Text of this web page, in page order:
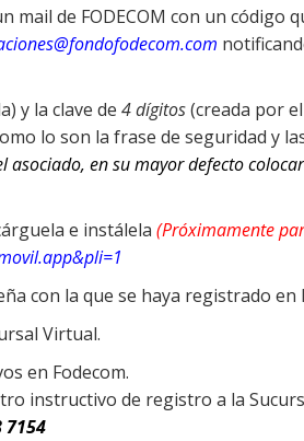
de FODECOM con un código
y la clave de 4 dígitos(creada por
lo son la frase de seguridad y
asociado, en su mayor defecto
e instálela (Próximamente
con la que se haya registrado en
Virtual.
en Fodecom.
instructivo de registro a la
7154